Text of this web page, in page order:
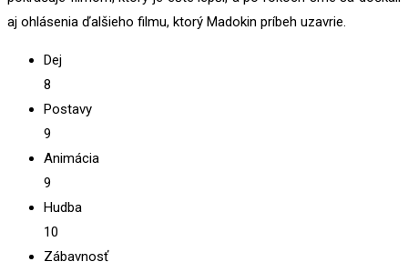
aj ohlásenia ďalšieho filmu, ktorý Madokin príbeh uzavrie.
Dej
8
Postavy
9
Animácia
9
Hudba
10
Zábavnosť